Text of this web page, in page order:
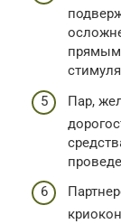
Пар,